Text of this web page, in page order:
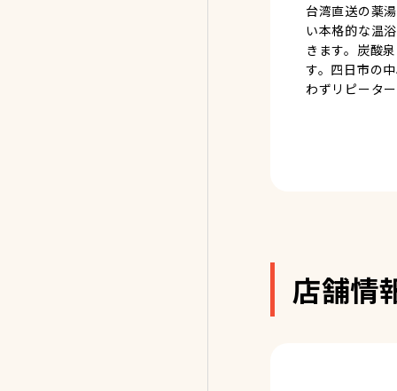
台湾直送の薬
い本格的な温
きます。炭酸
す。四日市の
わずリピータ
店舗情